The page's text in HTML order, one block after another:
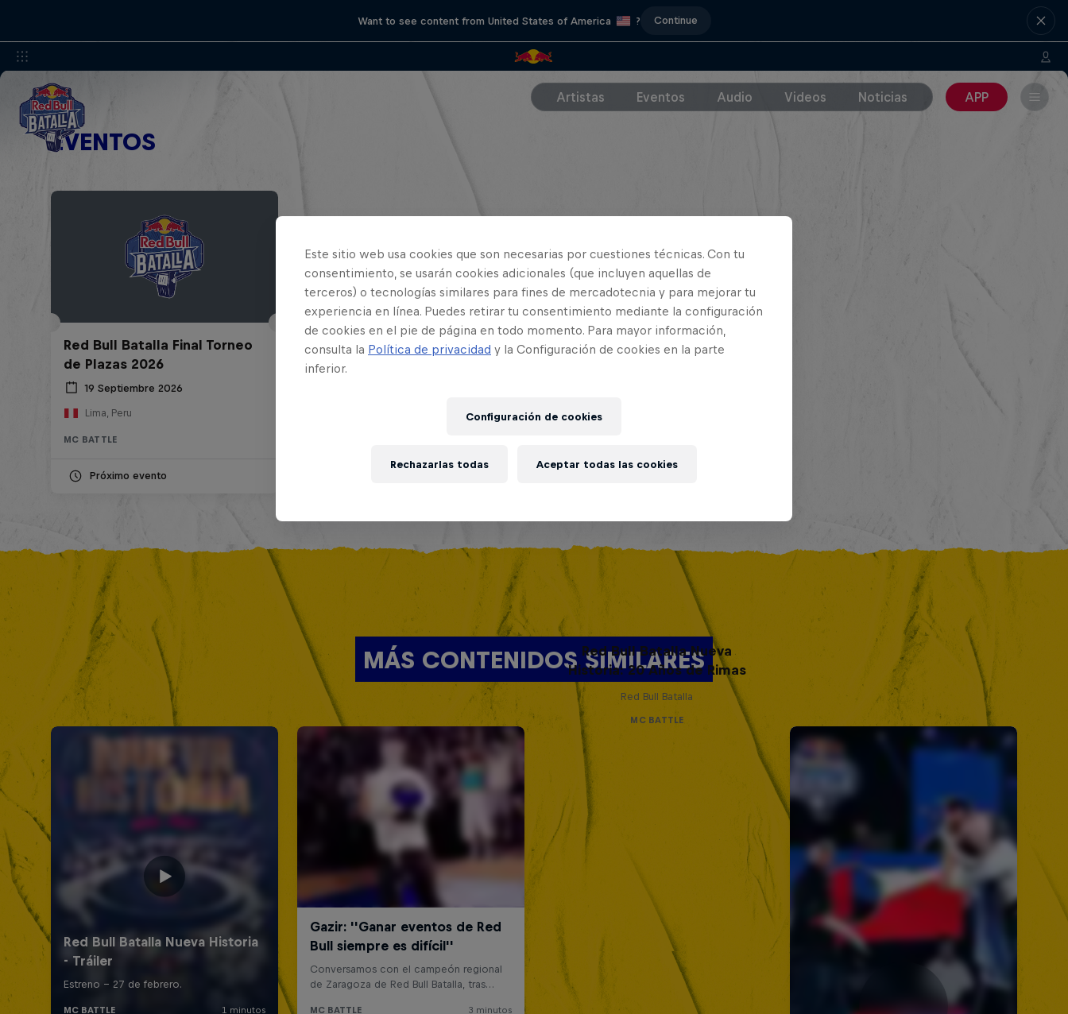
Want to see content from United States of America ? Continue
Artistas Eventos Audio Videos Noticias APP
EVENTOS
Red Bull Batalla Final Torneo
de Plazas 2026
19 Septiembre 2026
Lima, Peru
MC BATTLE
Próximo evento
MÁS CONTENIDOS SIMILARES
Red Bull Batalla Nueva
Historia: 20 Años de Rimas
Red Bull Batalla
MC BATTLE
Este sitio web usa cookies que son necesarias por cuestiones técnicas. Con tu
consentimiento, se usarán cookies adicionales (que incluyen aquellas de
terceros) o tecnologías similares para fines de mercadotecnia y para mejorar tu
experiencia en línea. Puedes retirar tu consentimiento mediante la configuración
de cookies en el pie de página en todo momento. Para mayor información,
consulta la Política de privacidad y la Configuración de cookies en la parte
inferior.
Configuración de cookies
Rechazarlas todas Aceptar todas las cookies